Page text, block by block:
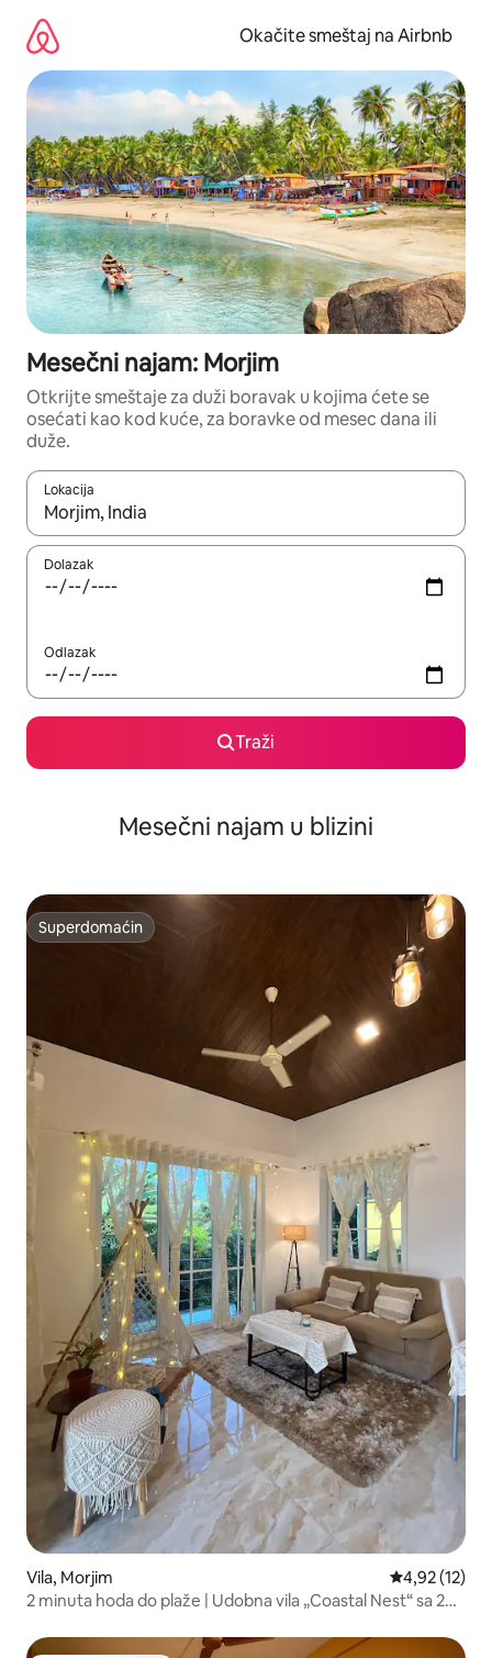
sadržaj
Okačite smeštaj na Airbnb
Mesečni najam: Morjim
Otkrijte smeštaje za duži boravak u kojima ćete se
osećati kao kod kuće, za boravke od mesec dana ili
duže.
Lokacija
Kad su rezultati dostupni, možete da se krećete kroz njih
Dolazak
Odlazak
Traži
Mesečni najam u blizini
Superdomaćin
Superdomaćin
Vila, Morjim Prosečna
4,92 (12)
2 minuta hoda do plaže | Udobna vila „Coastal Nest“ sa 2